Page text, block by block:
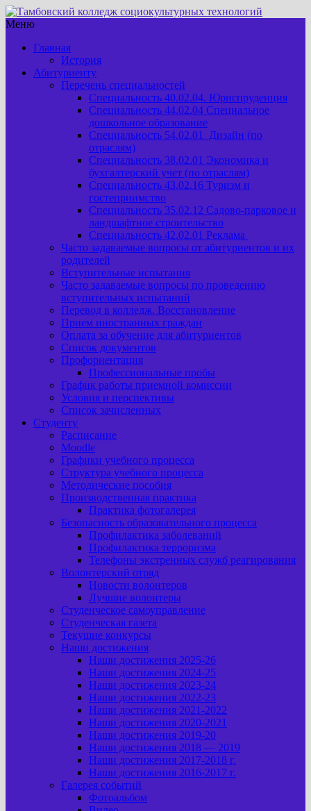
Меню
Главная
История
Абитуриенту
Перечень специальностей
Специальность 40.02.04. Юриспруденция
Специальность 44.02.04 Специальное
дошкольное образование
Специальность 54.02.01 Дизайн (по
отраслям)
Специальность 38.02.01 Экономика и
бухгалтерский учет (по отраслям)
Специальность 43.02.16 Туризм и
гостеприимство
Специальность 35.02.12 Садово-парковое и
ландшафтное строительство
Специальность 42.02.01 Реклама
Часто задаваемые вопросы от абитуриентов и их
родителей
Вступительные испытания
Часто задаваемые вопросы по проведению
вступительных испытаний
Перевод в колледж. Восстановление
Прием иностранных граждан
Оплата за обучение для абитуриентов
Список документов
Профориентация
Профессиональные пробы
График работы приемной комиссии
Условия и перспективы
Список зачисленных
Студенту
Расписание
Moodle
Графики учебного процесса
Структура учебного процесса
Методические пособия
Производственная практика
Практика фотогалерея
Безопасность образовательного процесса
Профилактика заболеваний
Профилактика терроризма
Телефоны экстренных служб реагирования
Волонтерский отряд
Новости волонтеров
Лучшие волонтеры
Студенческое самоуправление
Студенческая газета
Текущие конкурсы
Наши достижения
Наши достижения 2025-26
Наши достижения 2024-25
Наши достижения 2023-24
Наши достижения 2022-23
Наши достижения 2021-2022
Наши достижения 2020-2021
Наши достижения 2019-20
Наши достижения 2018 — 2019
Наши достижения 2017-2018 г.
Наши достижения 2016-2017 г.
Галерея событий
Фотоальбом